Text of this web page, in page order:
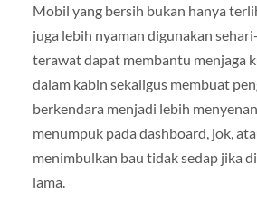
Mobil yang bersih bukan hanya
juga lebih nyaman digunakan
terawat dapat membantu menjaga
dalam kabin sekaligus membuat
berkendara menjadi lebih
menumpuk pada dashboard, jok,
menimbulkan bau tidak sedap jika
lama.